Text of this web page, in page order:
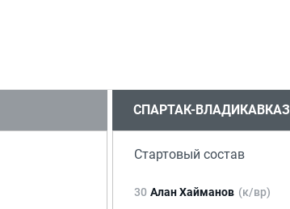
СПАРТАК-ВЛАДИКАВКАЗ
Стартовый состав
30 Алан Хайманов (к/вр)